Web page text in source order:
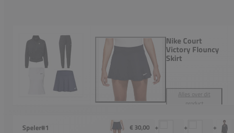
Nike Court
Victory Flouncy
Skirt
Alles over dit
product
Speler#1 € 30,00 + + +